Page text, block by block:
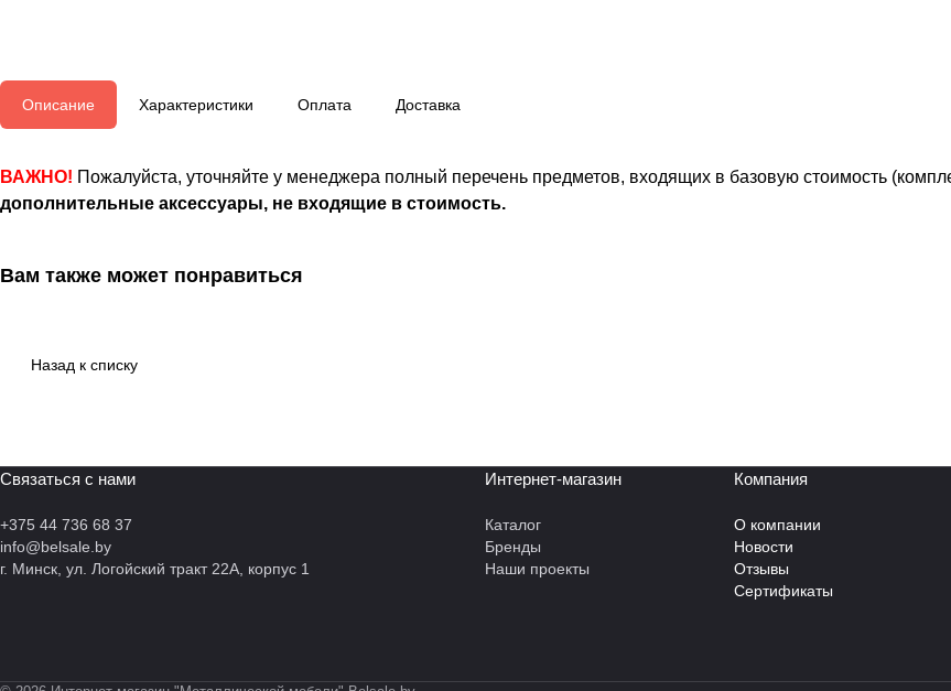
Описание Характеристики Оплата Доставка
ВАЖНО! Пожалуйста, уточняйте у менеджера полный перечень предметов, входящих в базовую стоимость
дополнительные аксессуары, не входящие в стоимость.
Вам также может понравиться
Назад к списку
Связаться с нами
+375 44 736 68 37
info@belsale.by
г. Минск, ул. Логойский тракт 22А, корпус 1
Интернет-магазин
Каталог
Бренды
Наши проекты
Компания
О компании
Новости
Отзывы
Сертификаты